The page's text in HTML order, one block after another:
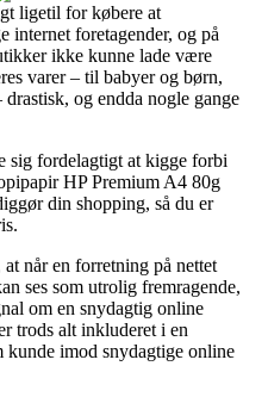
ligetil for købere at
internet foretagender, og på
ikke kunne lade være
varer – til babyer og børn,
og endda nogle gange
sig fordelagtigt at kigge forbi
HP Premium A4 80g
din shopping, så du er
når en forretning på nettet
ses som utrolig fremragende,
om en snydagtig online
trods alt inkluderet i en
kunde imod snydagtige online